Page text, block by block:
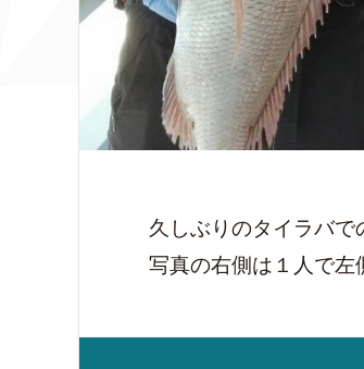
久しぶりのタイラバで
写真の右側は１人で左